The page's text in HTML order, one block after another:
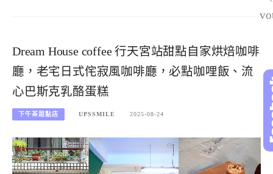
Dream House coffee 行天宮站甜點自家烘焙咖啡
廳，老宅日式侘寂風咖啡廳，必點咖哩飯、流
心巴斯克乳酪蛋糕
下午茶甜點店 UPSSMILE 2025-08-24